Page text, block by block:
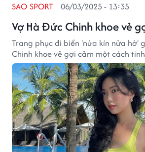
Vợ Hà Đức Chinh khoe vẻ
SAO SPORT 06/03/2025 - 13:35
Trang phục đi biển 'nửa kín nửa hở'
Chinh khoe vẻ gợi cảm một cách